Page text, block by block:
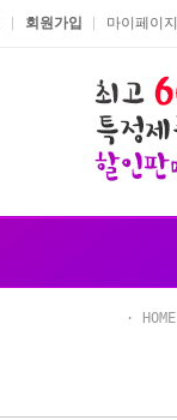
회원가입 마이페이지
HOME